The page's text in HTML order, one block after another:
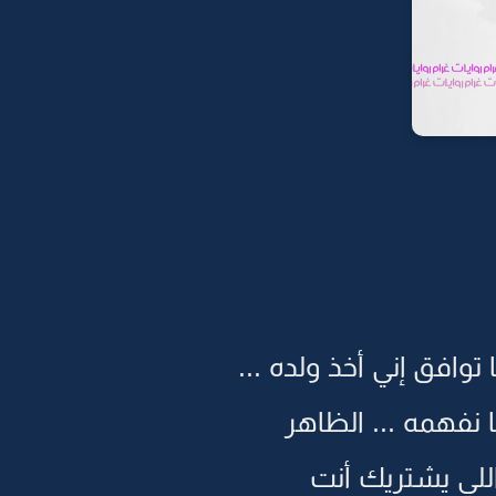
إني أخذ ولده ...
نفهمه ... الظاهر
يشتريك أنت